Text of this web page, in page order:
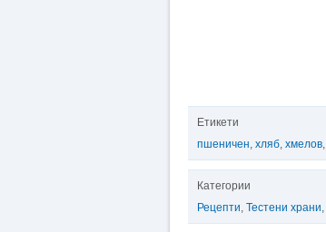
Етикети
пшеничен, хляб, хмелов,
Категории
Рецепти, Тестени храни,